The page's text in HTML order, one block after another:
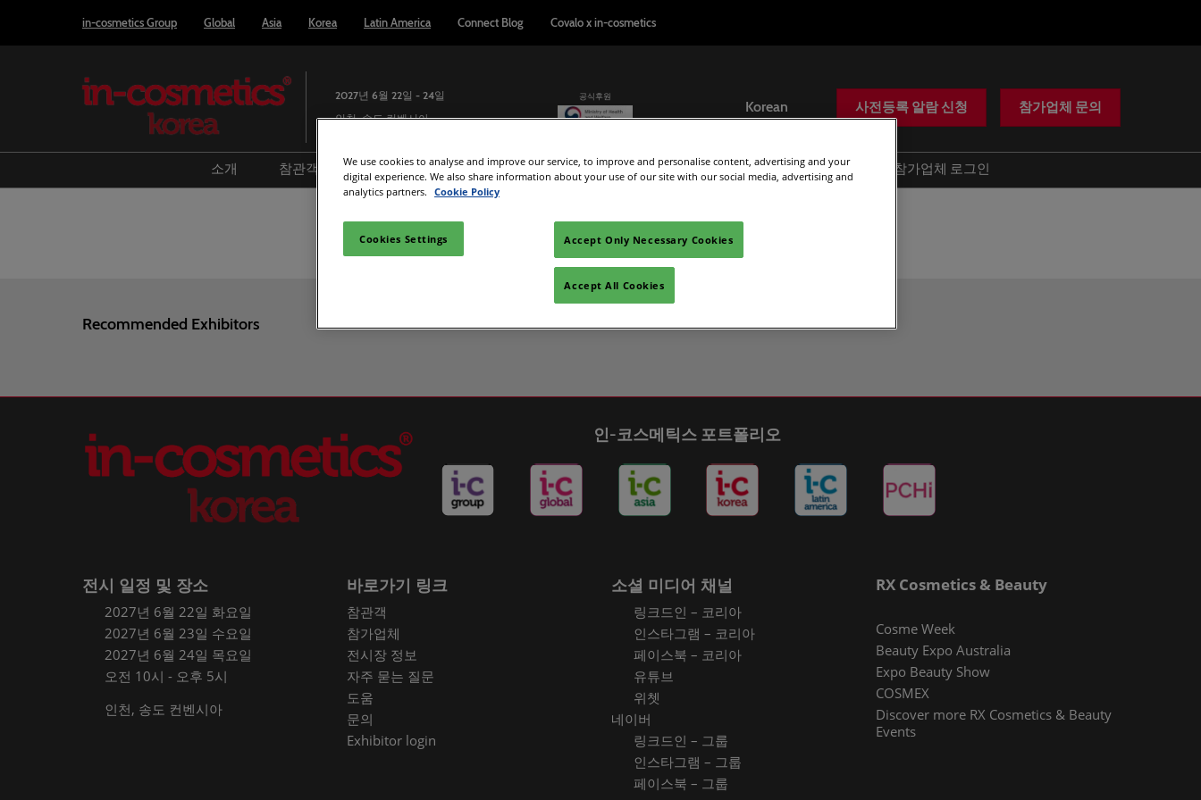
문
로
가
in-cosmetics Group Global Asia Korea Latin America Connect Blog Covalo x in-cosmetics
2027년 6월 22일 - 24일
인천, 송도 컨벤시아
공식후원
Korean
Korean
사전등록 알람 신청 참가업체 문의
소개 참관객
미디어 및 언론
Book accommodation
참가업체
참가사가 되세요
전시 준비하기
참가업체 리스트
원료 및 제품 디렉토리
교육 세미나 리포트 & 인사이트 도움 참가업체 로그인
Recommended Exhibitors
인-코스메틱스 포트폴리오
전시 일정 및 장소
2027년 6월 22일 화요일
2027년 6월 23일 수요일
2027년 6월 24일 목요일
오전 10시 - 오후 5시
인천, 송도 컨벤시아
바로가기 링크
참관객
참가업체
전시장 정보
자주 묻는 질문
도움
문의
Exhibitor login
소셜 미디어 채널
링크드인 – 코리아
인스타그램 – 코리아
페이스북 – 코리아
유튜브
위쳇
네이버
링크드인 – 그룹
인스타그램 – 그룹
페이스북 – 그룹
RX Cosmetics & Beauty
Cosme Week
Beauty Expo Australia
Expo Beauty Show
COSMEX
Discover more RX Cosmetics & Beauty
Events
We use cookies to analyse and improve our service, to improve and personalise content, advertising and your
digital experience. We also share information about your use of our site with our social media, advertising and
analytics partners. Cookie Policy
Cookies Settings Accept Only Necessary Cookies
Accept All Cookies